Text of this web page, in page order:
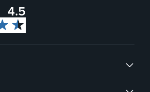
4.5